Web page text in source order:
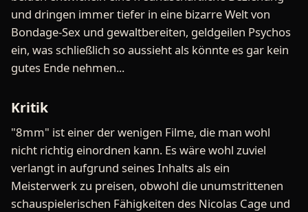
und dringen immer tiefer in eine bizarre Welt von
Bondage-Sex und gewaltbereiten, geldgeilen Psychos
ein, was schließlich so aussieht als könnte es gar kein
gutes Ende nehmen...
Kritik
"8mm" ist einer der wenigen Filme, die man wohl
nicht richtig einordnen kann. Es wäre wohl zuviel
verlangt in aufgrund seines Inhalts als ein
Meisterwerk zu preisen, obwohl die unumstrittenen
schauspielerischen Fähigkeiten des Nicolas Cage und